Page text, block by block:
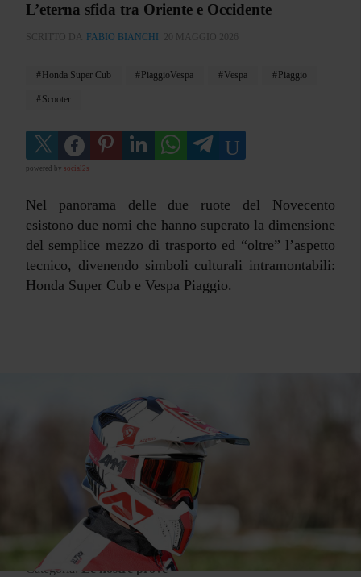
L’eterna sfida tra Oriente e Occidente
SCRITTO DA FABIO BIANCHI 20 MAGGIO 2026
Honda Super Cub PiaggioVespa Vespa Piaggio
Scooter
powered by social2s
Nel panorama delle due ruote del Novecento
esistono due nomi che hanno superato la dimensione
del semplice mezzo di trasporto ed “oltre” l’aspetto
tecnico, divenendo simboli culturali intramontabili:
Honda Super Cub e Vespa Piaggio.
Categoria: Le nostre prove